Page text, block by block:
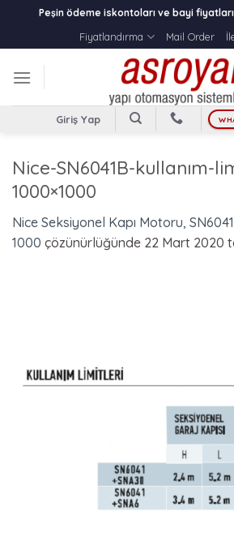
content
Peşin ödeme iskontoları ve bayi
Fiyatlandırma
Mail Order
Giriş Yap
Nice-SN6041B-kullanım-
1000×1000
Nice Seksiyonel Kapı Motoru,
1000 çözünürlüğünde 22 Mart 2020